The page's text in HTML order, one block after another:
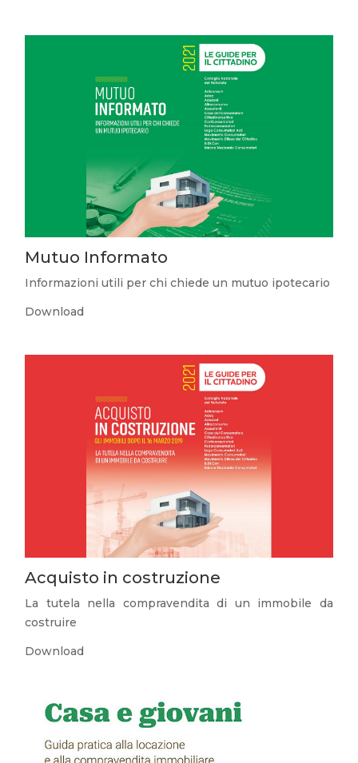
Mutuo Informato
Informazioni utili per chi chiede un mutuo ipotecario
Download
Acquisto in costruzione
La tutela nella compravendita di un immobile da
costruire
Download